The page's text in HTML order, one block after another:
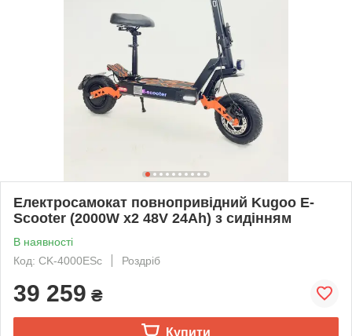
Електросамокат повнопривідний Kugoo E-
Scooter (2000W х2 48V 24Ah) з сидінням
В наявності
Код: СK-4000ESс
Роздріб
39 259 ₴
Купити